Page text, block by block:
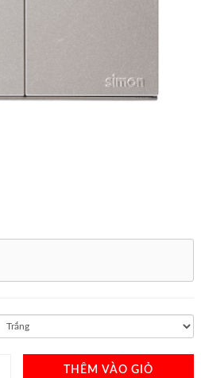
THÊM VÀO GIỎ